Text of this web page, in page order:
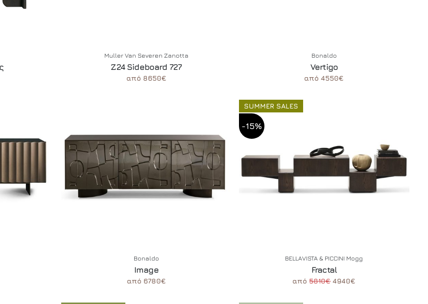
Muller Van Severen Zanotta
Z24 Sideboard 727
από 8650€
Bonaldo
Vertigo
από 4550€
Bonaldo
Image
από 6780€
SUMMER SALES
-15%
BELLAVISTA & PICCINI Mogg
Fractal
από5810€4940€